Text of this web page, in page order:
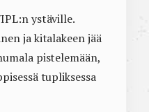
ystäville.
ja kitalakeen jää
pistelemään,
tupliksessa